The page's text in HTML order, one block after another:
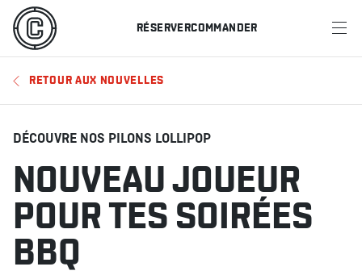
RÉSERVERCOMMANDER
MENU
RESTAURANTS
OFFRES ET PROMOTIONS
CARTES-CADEAUX
HORAIRE DES SPORTS
RETOUR AUX NOUVELLES
DÉCOUVRE NOS PILONS LOLLIPOP
NOUVEAU JOUEUR
POUR TES SOIRÉES
BBQ